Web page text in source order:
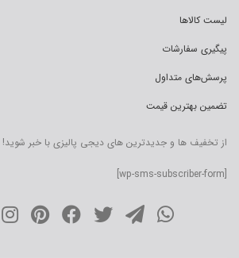
لیست کالاها
پیگیری سفارشات
پرسش‌های متداول
تضمین بهترین قیمت
از تخفیف ها و جدیدترین های دیجی پالیزی با خبر شوید!
[wp-sms-subscriber-form]